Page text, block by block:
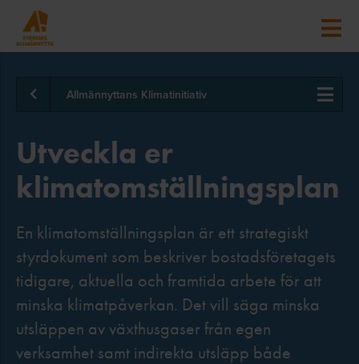
Allmännyttans Klimatinitiativ
Utveckla er
klimatomställningsplan
En klimatomställningsplan är ett strategiskt
styrdokument som beskriver bostadsföretagets
tidigare, aktuella och framtida arbete för att
minska klimatpåverkan. Det vill säga minska
utsläppen av växthusgaser från egen
verksamhet samt indirekta utsläpp både